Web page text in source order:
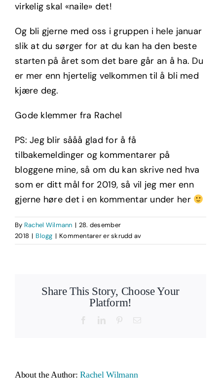
virkelig skal «naile» det!
Og bli gjerne med oss i gruppen i hele januar
slik at du sørger for at du kan ha den beste
starten på året som det bare går an å ha. Du
er mer enn hjertelig velkommen til å bli med
kjære deg.
Gode klemmer fra Rachel
PS: Jeg blir sååå glad for å få
tilbakemeldinger og kommentarer på
bloggene mine, så om du kan skrive ned hva
som er ditt mål for 2019, så vil jeg mer enn
gjerne høre det i en kommentar under her
By Rachel Wilmann | 28. desember
2018 | Blogg | Kommentarer er skrudd avfor
Slik
til
ditt
Share This Story, Choose Your
Platform!
FacebookLinkedInPinterestEmail
About the Author:Rachel Wilmann